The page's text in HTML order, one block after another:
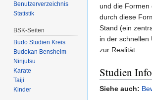
und die Formen
durch diese
Stand (ein
in der schnellen
zur Realität.
Studien
Siehe auch:
Benutzerverzeichnis
Statistik
BSK-Seiten
Budo Studien Kreis
Budokan Bensheim
Ninjutsu
Karate
Taiji
Kinder